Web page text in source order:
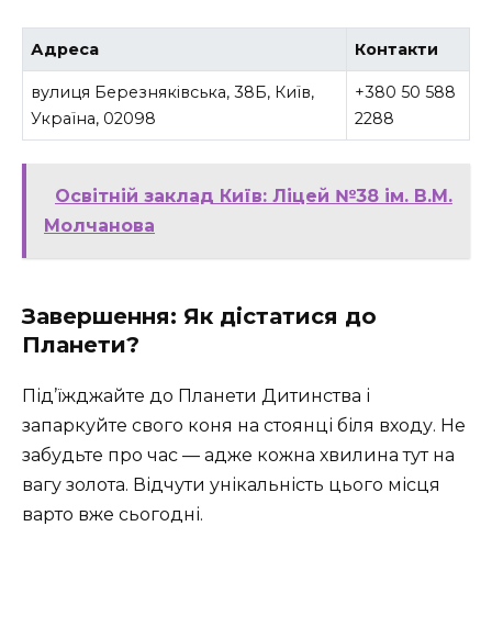
Адреса Контакти
вулиця Березняківська, 38Б, Київ,
Україна, 02098
+380 50 588
2288
Освітній заклад Київ: Ліцей №38 ім. В.М.
Молчанова
Завершення: Як дістатися до
Планети?
Під’їжджайте до Планети Дитинства і
запаркуйте свого коня на стоянці біля входу. Не
забудьте про час — адже кожна хвилина тут на
вагу золота. Відчути унікальність цього місця
варто вже сьогодні.